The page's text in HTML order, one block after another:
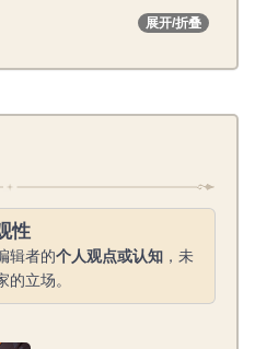
展开/折叠
性
辑者的个人观点或认知 ，未
立场。